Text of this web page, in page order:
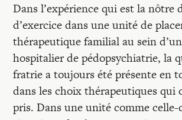
Recherches
Entretiens
Revues
Dans l’expérience qui est la nôtre
d’exercice dans une unité de
thérapeutique familial au sein
hospitalier de pédopsychiatrie, la
fratrie a toujours été présente en
dans les choix thérapeutiques qui
pris. Dans une unité comme celle-